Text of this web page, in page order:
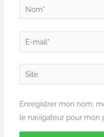
Nom*
E-
mail*
Site
Enregistrer mon nom,
le navigateur pour mon